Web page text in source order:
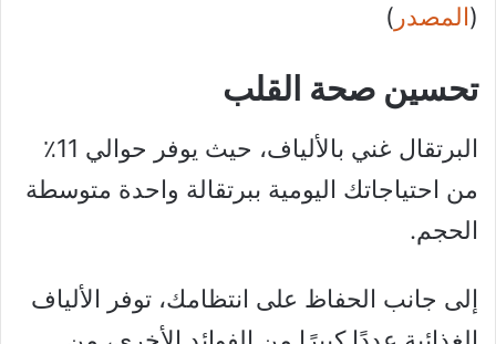
(المصدر )
تحسين صحة القلب
البرتقال غني بالألياف، حيث يوفر حوالي 11٪
من احتياجاتك اليومية ببرتقالة واحدة متوسطة
الحجم.
إلى جانب الحفاظ على انتظامك، توفر الألياف